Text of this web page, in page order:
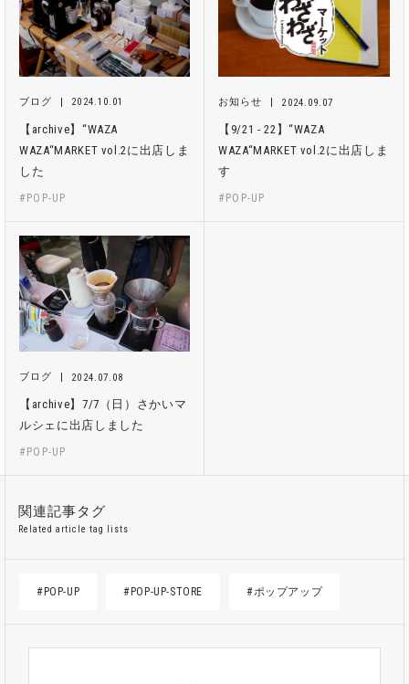
ブログ 2024.10.01
【archive】“WAZA
WAZA“MARKET vol.2に出店しま
した
#POP-UP
お知らせ 2024.09.07
【9/21 - 22】“WAZA
WAZA“MARKET vol.2に出店しま
す
#POP-UP
ブログ 2024.07.08
【archive】7/7（日）さかいマ
ルシェに出店しました
#POP-UP
関連記事タグ
Related article tag lists
#POP-UP #POP-UP-STORE #ポップアップ